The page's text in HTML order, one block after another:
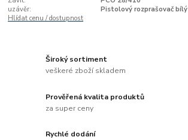
uzávěr:
Pistolový rozprašovač bílý
Hlídat cenu / dostupnost
Široký sortiment
veškeré zboží skladem
Prověřená kvalita produktů
za super ceny
Rychlé dodání